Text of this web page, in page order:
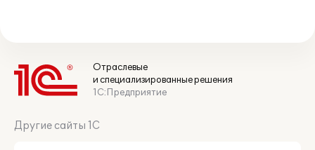
Отраслевые
и специализированные решения
1С:Предприятие
Другие сайты 1С